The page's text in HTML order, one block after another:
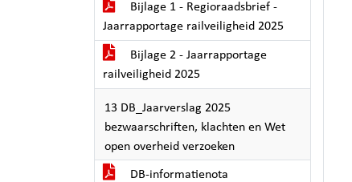
Bijlage 1 - Regioraadsbrief -
Jaarrapportage railveiligheid 2025
Bijlage 2 - Jaarrapportage
railveiligheid 2025
13 DB_Jaarverslag 2025
bezwaarschriften, klachten en Wet
open overheid verzoeken
DB-informatienota